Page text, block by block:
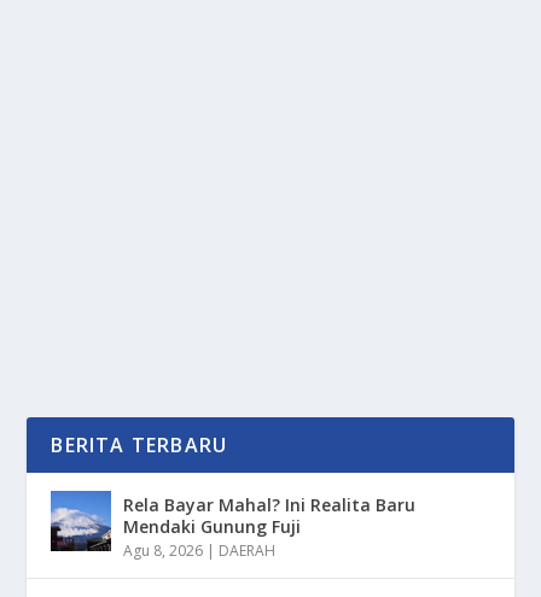
BERITA TERBARU
Rela Bayar Mahal? Ini Realita Baru
Mendaki Gunung Fuji
Agu 8, 2026 | DAERAH